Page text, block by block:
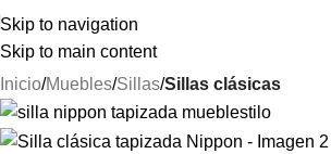
Skip to navigation
Skip to main content
⚡REALIZAMOS ENVÍOS A
Inicio Muebles Sillas Sillas clásicas